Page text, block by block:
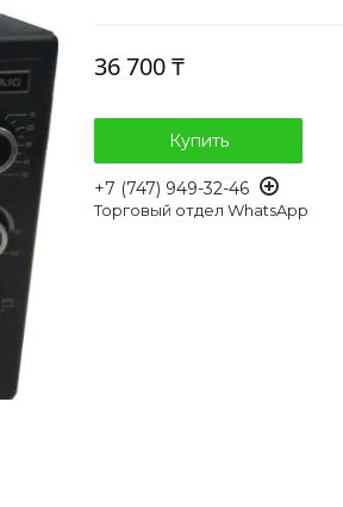
36 700 ₸
Купить
+7 (747) 949-32-46
Торговый отдел WhatsApp